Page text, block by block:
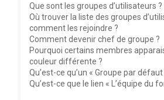
Que sont les groupes d’utilisateurs ?
Où trouver la liste des groupes
comment les rejoindre ?
Comment devenir chef de groupe ?
Pourquoi certains membres
couleur différente ?
Qu’est-ce qu’un « Groupe par défaut
Qu’est-ce que le lien « L’équipe du